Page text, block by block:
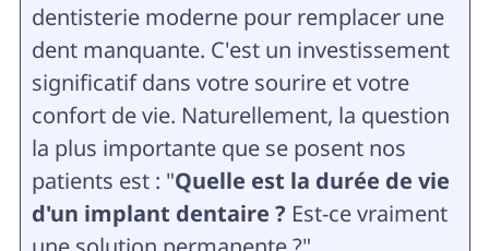
dentisterie moderne pour remplacer une
dent manquante. C'est un investissement
significatif dans votre sourire et votre
confort de vie. Naturellement, la question
la plus importante que se posent nos
patients est : "Quelle est la durée de vie
d'un implant dentaire ? Est-ce vraiment